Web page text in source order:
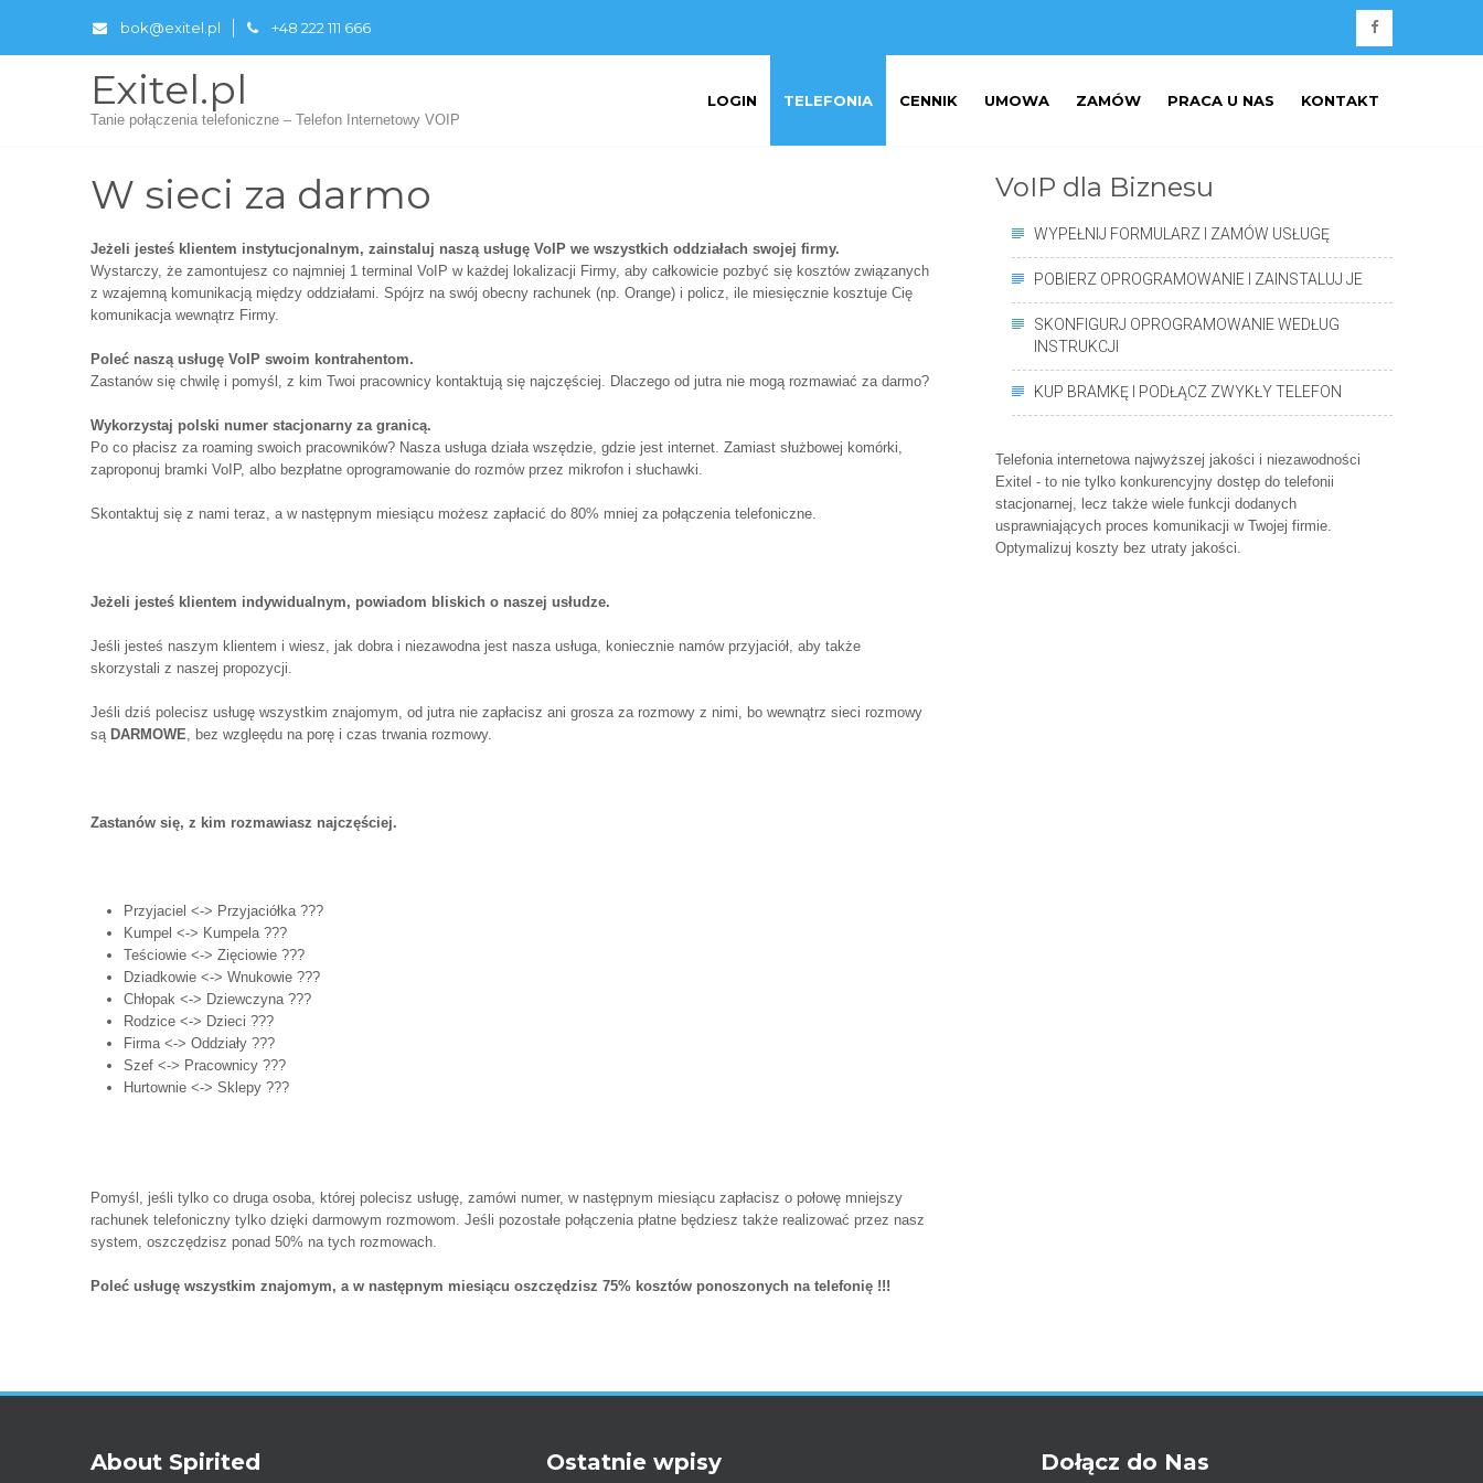
bok@exitel.pl +48 222 111 666
Exitel.pl
Tanie połączenia telefoniczne – Telefon Internetowy VOIP
LOGIN TELEFONIA CENNIK UMOWA ZAMÓW PRACA U NAS KONTAKT
W sieci za darmo
Jeżeli jesteś klientem instytucjonalnym, zainstaluj naszą usługę VoIP we wszystkich oddziałach swojej firmy.
Wystarczy, że zamontujesz co najmniej 1 terminal VoIP w każdej lokalizacji Firmy, aby całkowicie pozbyć się kosztów związanych
z wzajemną komunikacją między oddziałami. Spójrz na swój obecny rachunek (np. Orange) i policz, ile miesięcznie kosztuje Cię
komunikacja wewnątrz Firmy.
Poleć naszą usługę VoIP swoim kontrahentom.
Zastanów się chwilę i pomyśl, z kim Twoi pracownicy kontaktują się najczęściej. Dlaczego od jutra nie mogą rozmawiać za darmo?
Wykorzystaj polski numer stacjonarny za granicą.
Po co płacisz za roaming swoich pracowników? Nasza usługa działa wszędzie, gdzie jest internet. Zamiast służbowej komórki,
zaproponuj bramki VoIP, albo bezpłatne oprogramowanie do rozmów przez mikrofon i słuchawki.
Skontaktuj się z nami teraz, a w następnym miesiącu możesz zapłacić do 80% mniej za połączenia telefoniczne.
Jeżeli jesteś klientem indywidualnym, powiadom bliskich o naszej usłudze.
Jeśli jesteś naszym klientem i wiesz, jak dobra i niezawodna jest nasza usługa, koniecznie namów przyjaciół, aby także
skorzystali z naszej propozycji.
Jeśli dziś polecisz usługę wszystkim znajomym, od jutra nie zapłacisz ani grosza za rozmowy z nimi, bo wewnątrz sieci rozmowy
są DARMOWE, bez wzgleędu na porę i czas trwania rozmowy.
Zastanów się, z kim rozmawiasz najczęściej.
Przyjaciel <-> Przyjaciółka ???
Kumpel <-> Kumpela ???
Teściowie <-> Zięciowie ???
Dziadkowie <-> Wnukowie ???
Chłopak <-> Dziewczyna ???
Rodzice <-> Dzieci ???
Firma <-> Oddziały ???
Szef <-> Pracownicy ???
Hurtownie <-> Sklepy ???
Pomyśl, jeśli tylko co druga osoba, której polecisz usługę, zamówi numer, w następnym miesiącu zapłacisz o połowę mniejszy
rachunek telefoniczny tylko dzięki darmowym rozmowom. Jeśli pozostałe połączenia płatne będziesz także realizować przez nasz
system, oszczędzisz ponad 50% na tych rozmowach.
Poleć usługę wszystkim znajomym, a w następnym miesiącu oszczędzisz 75% kosztów ponoszonych na telefonię !!!
VoIP dla Biznesu
WYPEŁNIJ FORMULARZ I ZAMÓW USŁUGĘ
POBIERZ OPROGRAMOWANIE I ZAINSTALUJ JE
SKONFIGURJ OPROGRAMOWANIE WEDŁUG
INSTRUKCJI
KUP BRAMKĘ I PODŁĄCZ ZWYKŁY TELEFON
Telefonia internetowa najwyższej jakości i niezawodności
Exitel - to nie tylko konkurencyjny dostęp do telefonii
stacjonarnej, lecz także wiele funkcji dodanych
usprawniających proces komunikacji w Twojej firmie.
Optymalizuj koszty bez utraty jakości.
About Spirited Ostatnie wpisy Dołącz do Nas